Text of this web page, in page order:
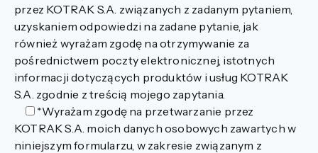
przez KOTRAK S.A. związanych z zadanym pytaniem,
uzyskaniem odpowiedzi na zadane pytanie, jak
również wyrażam zgodę na otrzymywanie za
pośrednictwem poczty elektronicznej, istotnych
informacji dotyczących produktów i usług KOTRAK
S.A. zgodnie z treścią mojego zapytania.
*Wyrażam zgodę na przetwarzanie przez
KOTRAK S.A. moich danych osobowych zawartych w
niniejszym formularzu, w zakresie związanym z